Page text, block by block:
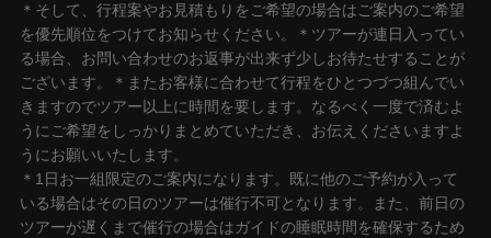
＊そして、行程案やお見積もりをご希望の場合はご案内のご希望
を優先順位をつけてお知らせください。＊ツアーが連日入ってい
る場合、お問い合わせのお返事が出来ず少しお待たせすることが
ございます。＊またお客様に合わせて行程をひとつづつ組んでい
きますのでツアー以上に時間を要します。なるべく一度で済むよ
うにご希望をしっかりまとめていただき、お伝えくださいますよ
うにお願いいたします。
＊1日お一組限定のご案内になります。既に他のご予約が入って
いる場合はその日のツアーは催行不可となります。また、前日の
ツアーが遅くまで催行の場合はガイドの睡眠時間を確保するため